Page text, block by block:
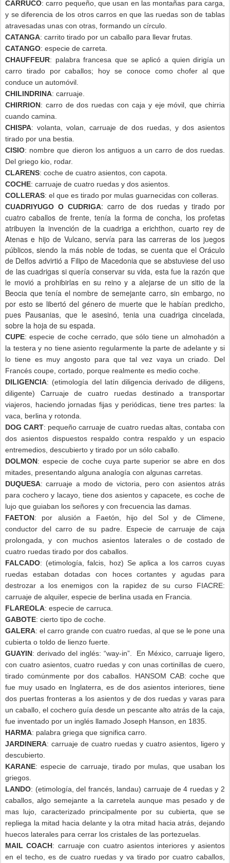
CARRUCO: carro pequeño, que usan en las montañas para carga,
y se diferencia de los otros carros en que las ruedas son de tablas
atravesadas unas con otras, formando un círculo.
CATANGA: carrito tirado por un caballo para llevar frutas.
CATANGO: especie de carreta.
CHAUFFEUR: palabra francesa que se aplicó a quien dirigía un
carro tirado por caballos; hoy se conoce como chofer al que
conduce un automóvil.
CHILINDRINA: carruaje.
CHIRRION: carro de dos ruedas con caja y eje móvil, que chirria
cuando camina.
CHISPA: volanta, volan, carruaje de dos ruedas, y dos asientos
tirado por una bestia.
CISIO: nombre que dieron los antiguos a un carro de dos ruedas.
Del griego kio, rodar.
CLARENS: coche de cuatro asientos, con capota.
COCHE: carruaje de cuatro ruedas y dos asientos.
COLLERAS: el que es tirado por mulas guarnecidas con colleras.
CUADRIYUGO O CUDRIGA: carro de dos ruedas y tirado por
cuatro caballos de frente, tenía la forma de concha, los profetas
atribuyen la invención de la cuadriga a erichthon, cuarto rey de
Atenas e hijo de Vulcano, servía para las carreras de los juegos
públicos, siendo la más noble de todas, se cuenta que el Oráculo
de Delfos advirtió a Filipo de Macedonia que se abstuviese del uso
de las cuadrigas si quería conservar su vida, esta fue la razón que
le movió a prohibirlas en su reino y a alejarse de un sitio de la
Beocia que tenía el nombre de semejante carro, sin embargo, no
por esto se libertó del género de muerte que le habían predicho,
pues Pausanias, que le asesinó, tenia una cuadriga cincelada,
sobre la hoja de su espada.
CUPE: especie de coche cerrado, que sólo tiene un almohadón a
la testera y no tiene asiento regularmente la parte de adelante y si
lo tiene es muy angosto para que tal vez vaya un criado. Del
Francés coupe, cortado, porque realmente es medio coche.
DILIGENCIA: (etimología del latín diligencia derivado de diligens,
diligente) Carruaje de cuatro ruedas destinado a transportar
viajeros, haciendo jornadas fijas y periódicas, tiene tres partes: la
vaca, berlina y rotonda.
DOG CART: pequeño carruaje de cuatro ruedas altas, contaba con
dos asientos dispuestos respaldo contra respaldo y un espacio
entremedios, descubierto y tirado por un sólo caballo.
DOLMON: especie de coche cuya parte superior se abre en dos
mitades, presentando alguna analogía con algunas carretas.
DUQUESA: carruaje a modo de victoria, pero con asientos atrás
para cochero y lacayo, tiene dos asientos y capacete, es coche de
lujo que guiaban los señores y con frecuencia las damas.
FAETON: por alusión a Faetón, hijo del Sol y de Climene,
conductor del carro de su padre. Especie de carruaje de caja
prolongada, y con muchos asientos laterales o de costado de
cuatro ruedas tirado por dos caballos.
FALCADO: (etimología, falcis, hoz) Se aplica a los carros cuyas
ruedas estaban dotadas con hoces cortantes y agudas para
destrozar a los enemigos con la rapidez de su curso FIACRE:
carruaje de alquiler, especie de berlina usada en Francia.
FLAREOLA: especie de carruca.
GABOTE: cierto tipo de coche.
GALERA: el carro grande con cuatro ruedas, al que se le pone una
cubierta o toldo de lienzo fuerte.
GUAYIN: derivado del inglés: “way-in”.
En México, carruaje ligero,
con cuatro asientos, cuatro ruedas y con unas cortinillas de cuero,
tirado comúnmente por dos caballos. HANSOM CAB: coche que
fue muy usado en Inglaterra, es de dos asientos interiores, tiene
dos puertas fronteras a los asientos y de dos ruedas y varas para
un caballo, el cochero guía desde un pescante alto atrás de la caja,
fue inventado por un inglés llamado Joseph Hanson, en 1835.
HARMA: palabra griega que significa carro.
JARDINERA: carruaje de cuatro ruedas y cuatro asientos, ligero y
descubierto.
KARANE: especie de carruaje, tirado por mulas, que usaban los
griegos.
LANDO: (etimología, del francés, landau) carruaje de 4 ruedas y 2
caballos, algo semejante a la carretela aunque mas pesado y de
mas lujo, caracterizado principalmente por su cubierta, que se
repliega la mitad hacia delante y la otra mitad hacia atrás, dejando
huecos laterales para cerrar los cristales de las portezuelas.
MAIL COACH: carruaje con cuatro asientos interiores y asientos
en el techo, es de cuatro ruedas y va tirado por cuatro caballos,